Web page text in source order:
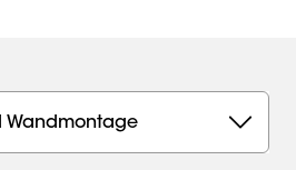
Wandmontage